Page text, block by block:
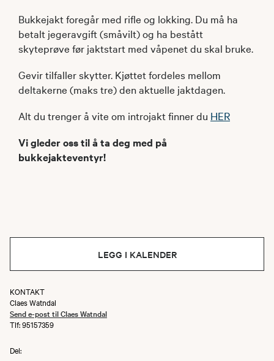
Bukkejakt foregår med rifle og lokking. Du må ha
betalt jegeravgift (småvilt) og ha bestått
skyteprøve før jaktstart med våpenet du skal bruke.
Gevir tilfaller skytter. Kjøttet fordeles mellom
deltakerne (maks tre) den aktuelle jaktdagen.
Alt du trenger å vite om introjakt finner du HER
Vi gleder oss til å ta deg med på
bukkejakteventyr!
LEGG I KALENDER
KONTAKT
Claes Watndal
Send e-post til Claes Watndal
Tlf: 95157359
Del: